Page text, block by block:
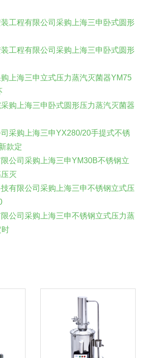
工程有限公司采购上海三申卧式圆形
工程有限公司采购上海三申卧式圆形
上海三申立式压力蒸汽灭菌器YM75
购上海三申卧式圆形压力蒸汽灭菌器
采购上海三申YX280/20手提式不锈
款定
公司采购上海三申YM30B不锈钢立
灭
有限公司采购上海三申不锈钢立式压
公司采购上海三申不锈钢立式压力蒸
时